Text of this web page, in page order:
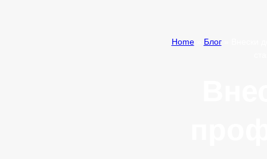
Home» Блог»